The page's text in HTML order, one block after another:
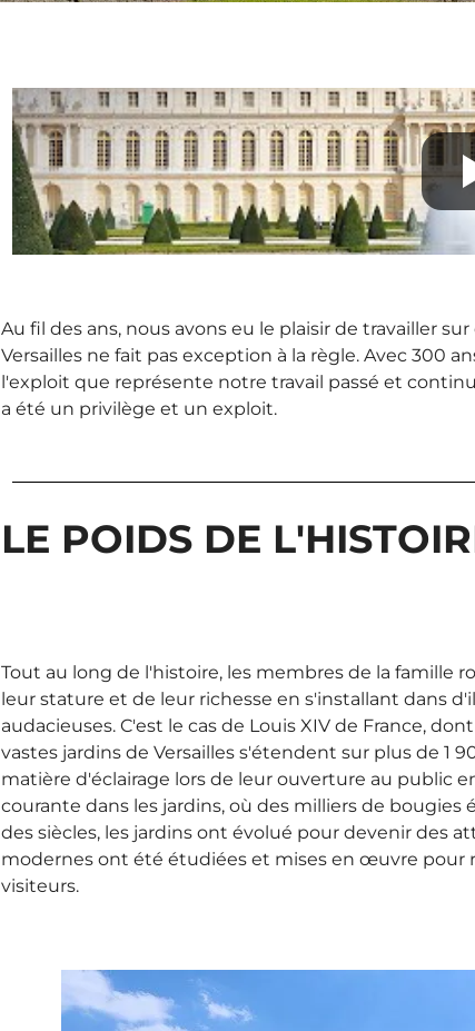
Au fil des ans, nous avons eu le plaisir de travailler
Versailles ne fait pas exception à la règle. Avec 300
l'exploit que représente notre travail passé et
a été un privilège et un exploit.
LE POIDS DE
Tout au long de l'histoire, les membres de la famille
leur stature et de leur richesse en s'installant dans
audacieuses. C'est le cas de Louis XIV de France,
vastes jardins de Versailles s'étendent sur plus de 1
matière d'éclairage lors de leur ouverture au public
courante dans les jardins, où des milliers de
des siècles, les jardins ont évolué pour devenir des
modernes ont été étudiées et mises en œuvre pour
visiteurs.